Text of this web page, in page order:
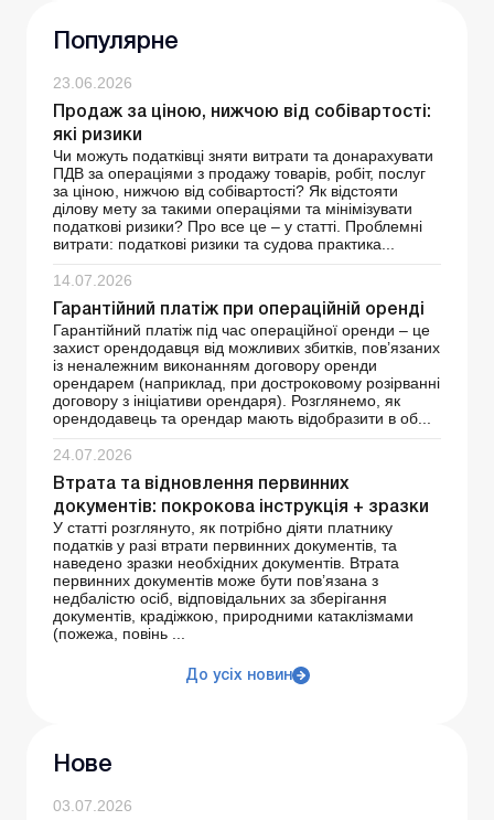
Популярне
23.06.2026
Продаж за ціною, нижчою від собівартості:
які ризики
Чи можуть податківці зняти витрати та донарахувати
ПДВ за операціями з продажу товарів, робіт, послуг
за ціною, нижчою від собівартості? Як відстояти
ділову мету за такими операціями та мінімізувати
податкові ризики? Про все це – у статті. Проблемні
витрати: податкові ризики та судова практика...
14.07.2026
Гарантійний платіж при операційній оренді
Гарантійний платіж під час операційної оренди – це
захист орендодавця від можливих збитків, пов’язаних
із неналежним виконанням договору оренди
орендарем (наприклад, при достроковому розірванні
договору з ініціативи орендаря). Розглянемо, як
орендодавець та орендар мають відобразити в об...
24.07.2026
Втрата та відновлення первинних
документів: покрокова інструкція + зразки
У статті розглянуто, як потрібно діяти платнику
податків у разі втрати первинних документів, та
наведено зразки необхідних документів. Втрата
первинних документів може бути пов’язана з
недбалістю осіб, відповідальних за зберігання
документів, крадіжкою, природними катаклізмами
(пожежа, повінь ...
До усіх новин
Нове
03.07.2026